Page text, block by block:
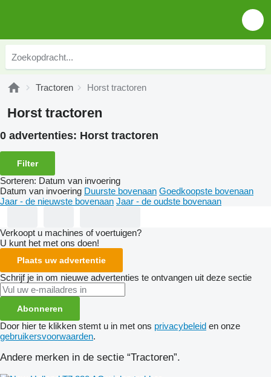
Tractoren Horst tractoren
Horst tractoren
0 advertenties: Horst tractoren
Filter
Sorteren: Datum van invoering
Datum van invoering Duurste bovenaan Goedkoopste bovenaan
Jaar - de nieuwste bovenaan Jaar - de oudste bovenaan
Verkoopt u machines of voertuigen?
U kunt het met ons doen!
Plaats uw advertentie
Schrijf je in om nieuwe advertenties te ontvangen uit deze sectie
Abonneren
Door hier te klikken stemt u in met ons privacybeleid en onze
gebruikersvoorwaarden.
Andere merken in de sectie “Tractoren”.